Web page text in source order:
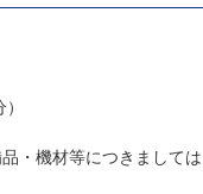
・機材等につきまして